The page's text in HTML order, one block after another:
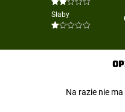
Oceniono
2na
5
Słaby
na
Na razie nie